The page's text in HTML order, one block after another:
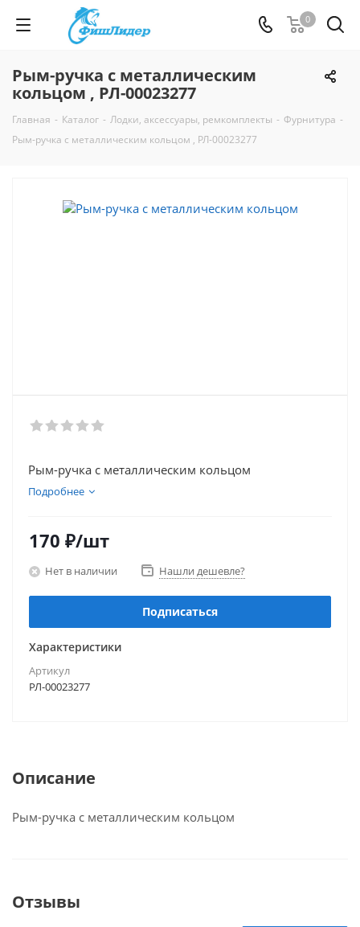
0
Рым-ручка с металлическим
кольцом , РЛ-00023277
Главная - Каталог - Лодки, аксессуары, ремкомплекты - Фурнитура -
Рым-ручка с металлическим кольцом , РЛ-00023277
Рым-ручка с металлическим кольцом
Подробнее
170 ₽/шт
Нет в наличии Нашли дешевле?
Подписаться
Характеристики
Артикул
РЛ-00023277
Описание
Рым-ручка с металлическим кольцом
Отзывы